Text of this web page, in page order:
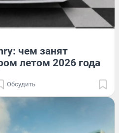
чем занят
летом 2026 года
Обсудить